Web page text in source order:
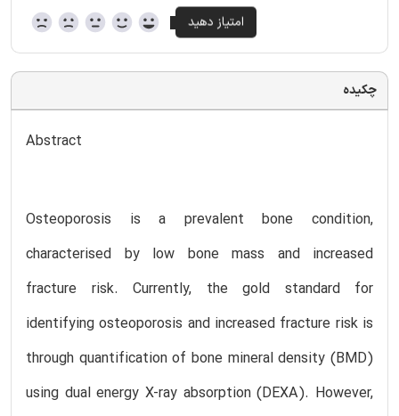
چکیده
Abstract
Osteoporosis is a prevalent bone condition,
characterised by low bone mass and increased
fracture risk. Currently, the gold standard for
identifying osteoporosis and increased fracture risk is
through quantification of bone mineral density (BMD)
using dual energy X-ray absorption (DEXA). However,